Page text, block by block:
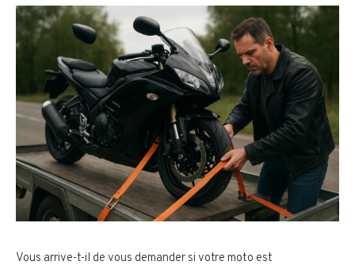
Vous arrive-t-il de vous demander si votre moto est